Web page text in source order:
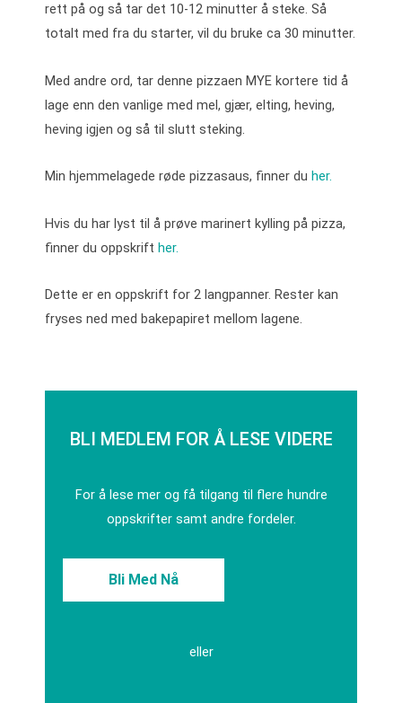
rett på og så tar det 10-12 minutter å steke. Så
totalt med fra du starter, vil du bruke ca 30 minutter.
Med andre ord, tar denne pizzaen MYE kortere tid å
lage enn den vanlige med mel, gjær, elting, heving,
heving igjen og så til slutt steking.
Min hjemmelagede røde pizzasaus, finner du her.
Hvis du har lyst til å prøve marinert kylling på pizza,
finner du oppskrift her.
Dette er en oppskrift for 2 langpanner. Rester kan
fryses ned med bakepapiret mellom lagene.
BLI MEDLEM FOR Å LESE VIDERE
For å lese mer og få tilgang til flere hundre
oppskrifter samt andre fordeler.
Bli Med Nå
eller